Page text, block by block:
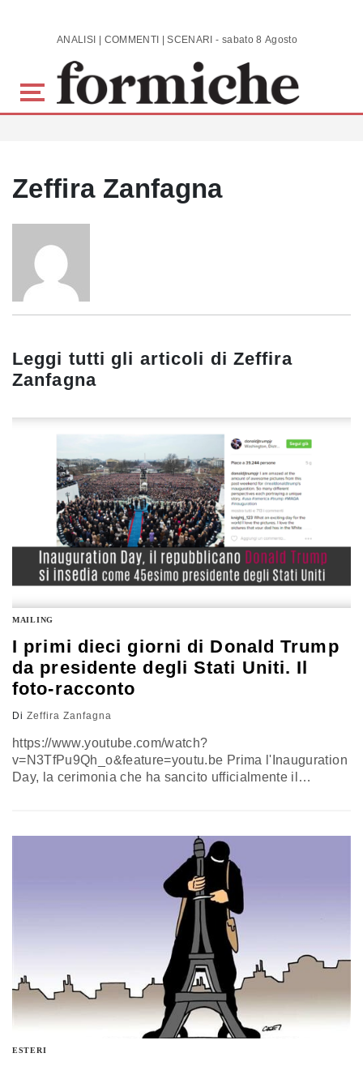
Skip to main content ANALISI | COMMENTI | SCENARI - sabato 8 Agosto 2026
Zeffira Zanfagna
Leggi tutti gli articoli di Zeffira
Zanfagna
MAILING
I primi dieci giorni di Donald Trump
da presidente degli Stati Uniti. Il
foto-racconto
Di Zeffira Zanfagna
https://www.youtube.com/watch?
v=N3TfPu9Qh_o&feature=youtu.be Prima l'Inauguration
Day, la cerimonia che ha sancito ufficialmente il
di una serie di ordini esecutivi che hanno suscitato
polemiche, anche al di fuori del Paese, dunque una
nuova ondata di proteste. I…
ESTERI